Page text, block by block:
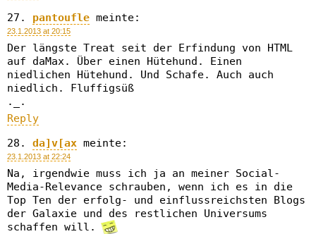
pantoufle meinte:
23.1.2013 at 20:15
Der längste Treat seit der Erfindung von HTML
auf daMax. Über einen Hütehund. Einen
niedlichen Hütehund. Und Schafe. Auch auch
niedlich. Fluffigsüß
._.
Reply
da]v[ax meinte:
23.1.2013 at 22:24
Na, irgendwie muss ich ja an meiner Social-
Media-Relevance schrauben, wenn ich es in die
Top Ten der erfolg- und einflussreichsten Blogs
der Galaxie und des restlichen Universums
schaffen will.